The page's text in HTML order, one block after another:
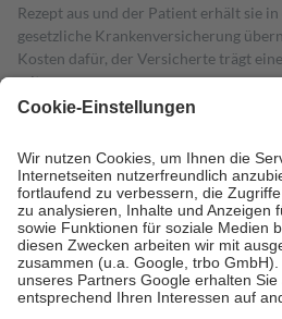
Rezept aus und der Patient erhält sie
gesetzliche Krankenversicherung
Kosten dafür, der Versicherte trägt
mit.
Grundsätzlich leisten Mitglieder
höchstens zehn Euro.
Es sind jedoch
Kosten der Leistung zu entrichten.
Diese Regeln gelten grundsätzlich
Bei Heilmitteln und häuslicher
Zuzahlung zehn Prozent der Kosten
Verordnung.
Um das Engagement der Versicherten
stärken und die besondere Stellung